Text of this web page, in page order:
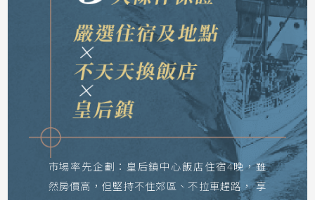
市場率先企劃： 皇后鎮中心飯店住宿4晚，雖
然房價高，但堅持不住郊區、不拉車趕路， 享